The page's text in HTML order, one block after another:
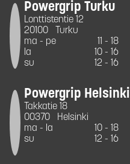
Powergrip Turku
Lonttistentie 12
20100
Turku
ma - pe
11 - 18
la
10 - 16
su
12 - 16
Powergrip Helsinki
Takkatie 18
00370
Helsinki
ma - la
10 - 18
su
12 - 16